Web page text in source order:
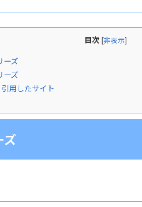
目次 [非表示]
ーズ
ーズ
用したサイト
ズ